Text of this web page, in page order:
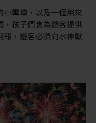
小雪壇，以及一個用來
孩子們會為遊客提供
報，遊客必須向水神獻